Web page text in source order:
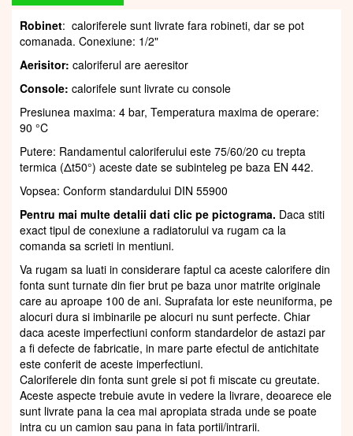
Robinet: caloriferele sunt livrate fara robineti, dar se pot
comanada. Conexiune: 1/2"
Aerisitor: caloriferul are aeresitor
Console: calorifele sunt livrate cu console
Presiunea maxima: 4 bar, Temperatura maxima de operare:
90 °C
Putere: Randamentul caloriferului este 75/60/20 cu trepta
termica (Δt50°) aceste date se subinteleg pe baza EN 442.
Vopsea: Conform standardului DIN 55900
Pentru mai multe detalii dati clic pe pictograma. Daca stiti
exact tipul de conexiune a radiatorului va rugam ca la
comanda sa scrieti in mentiuni.
Va rugam sa luati in considerare faptul ca aceste calorifere din
fonta sunt turnate din fier brut pe baza unor matrite originale
care au aproape 100 de ani. Suprafata lor este neuniforma, pe
alocuri dura si imbinarile pe alocuri nu sunt perfecte. Chiar
daca aceste imperfectiuni conform standardelor de astazi par
a fi defecte de fabricatie, in mare parte efectul de antichitate
este conferit de aceste imperfectiuni.
Caloriferele din fonta sunt grele si pot fi miscate cu greutate.
Aceste aspecte trebuie avute in vedere la livrare, deoarece ele
sunt livrate pana la cea mai apropiata strada unde se poate
intra cu un camion sau pana in fata portii/intrarii.